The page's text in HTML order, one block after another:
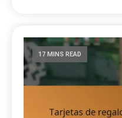
17 MINS READ